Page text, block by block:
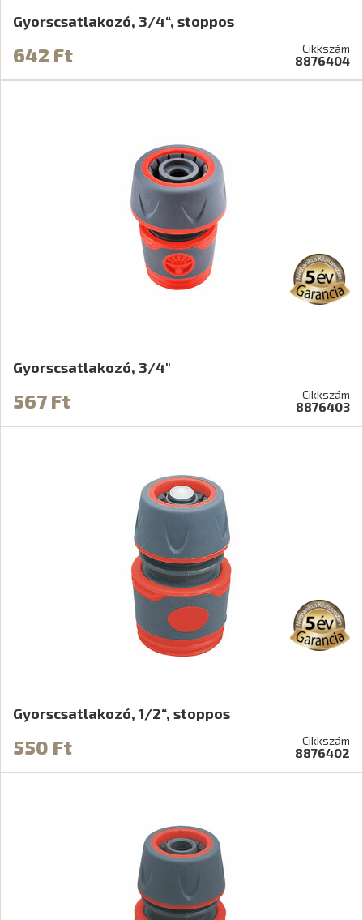
Gyorscsatlakozó, 3/4“, stoppos
642 Ft Cikkszám
8876404
Gyorscsatlakozó, 3/4"
567 Ft Cikkszám
8876403
Gyorscsatlakozó, 1/2“, stoppos
550 Ft Cikkszám
8876402